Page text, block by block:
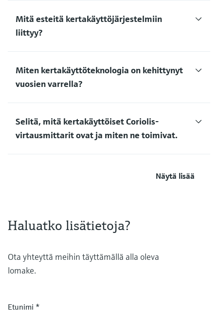
Mitä esteitä kertakäyttöjärjestelmiin
liittyy?
Miten kertakäyttöteknologia on kehittynyt
vuosien varrella?
Selitä, mitä kertakäyttöiset Coriolis-
virtausmittarit ovat ja miten ne toimivat.
Näytä lisää
Haluatko lisätietoja?
Ota yhteyttä meihin täyttämällä alla oleva
lomake.
Etunimi *